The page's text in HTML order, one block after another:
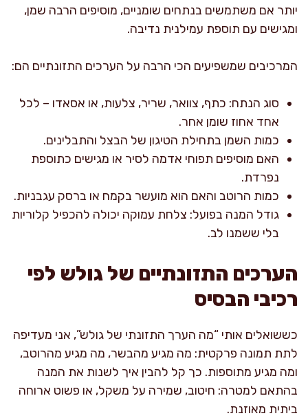
יותר אם משתמשים בנתחים שומניים, מוסיפים הרבה שמן,
ומגישים עם תוספת עמילנית נדיבה.
המרכיבים שמשפיעים הכי הרבה על הערכים התזונתיים הם:
סוג הנתח: כתף, צוואר, שריר, צלעות, או אסאדו – לכל
אחד אחוז שומן אחר.
כמות השמן בתחילת הטיגון של הבצל והתבלינים.
האם מוסיפים תפוחי אדמה לסיר או מגישים כתוספת
נפרדת.
כמות הרוטב והאם הוא מועשר בקמח או ברסק עגבניות.
גודל המנה בפועל: צלחת עמוקה יכולה להכפיל קלוריות
בלי ששמנו לב.
הערכים התזונתיים של גולש לפי
רכיבי הבסיס
כששואלים אותי “מה הערך התזונתי של גולש”, אני מעדיפה
לתת תמונה פרקטית: מה מגיע מהבשר, מה מגיע מהרוטב,
ומה מגיע מתוספות. כך קל להבין איך לשנות את המנה
בהתאם למטרה: חיטוב, שמירה על משקל, או פשוט ארוחה
ביתית מאוזנת.